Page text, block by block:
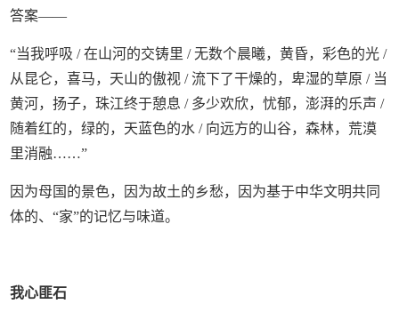
答案——
“当我呼吸 / 在山河的交铸里 / 无数个晨曦，黄昏，彩色的光 /
从昆仑，喜马，天山的傲视 / 流下了干燥的，卑湿的草原 / 当
黄河，扬子，珠江终于憩息 / 多少欢欣，忧郁，澎湃的乐声 /
随着红的，绿的，天蓝色的水 / 向远方的山谷，森林，荒漠
里消融……”
因为母国的景色，因为故土的乡愁，因为基于中华文明共同
体的、“家”的记忆与味道。
我心匪石